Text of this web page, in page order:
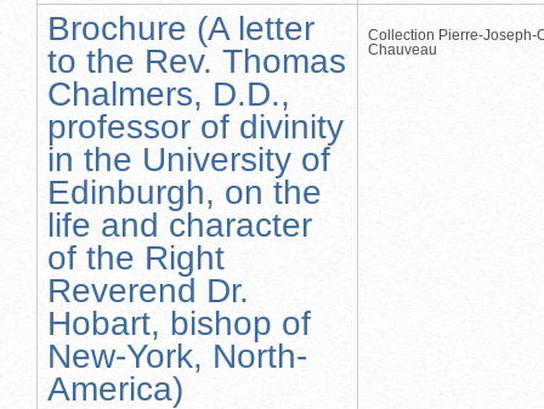
Brochure (A letter
to the Rev. Thomas
Chalmers, D.D.,
professor of divinity
in the University of
Edinburgh, on the
life and character
of the Right
Reverend Dr.
Hobart, bishop of
New-York, North-
America)
Collection Pierre-Joseph-
Chauveau